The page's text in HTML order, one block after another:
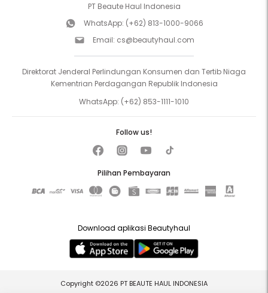
PT Beaute Haul Indonesia
WhatsApp: (+62) 813-1000-9066
Email: cs@beautyhaul.com
Direktorat Jenderal Perlindungan Konsumen dan Tertib Niaga
Kementrian Perdagangan Republik Indonesia
WhatsApp: (+62) 853-1111-1010
Pilihan Pembayaran
Follow us!
Download aplikasi Beautyhaul
Copyright ©2026 PT BEAUTE HAUL INDONESIA